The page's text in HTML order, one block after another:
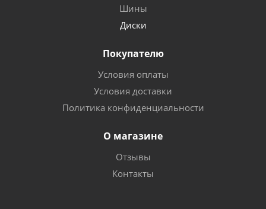
Шины
Диски
Покупателю
Условия оплаты
Условия доставки
Политика конфиденциальности
О магазине
Отзывы
Контакты